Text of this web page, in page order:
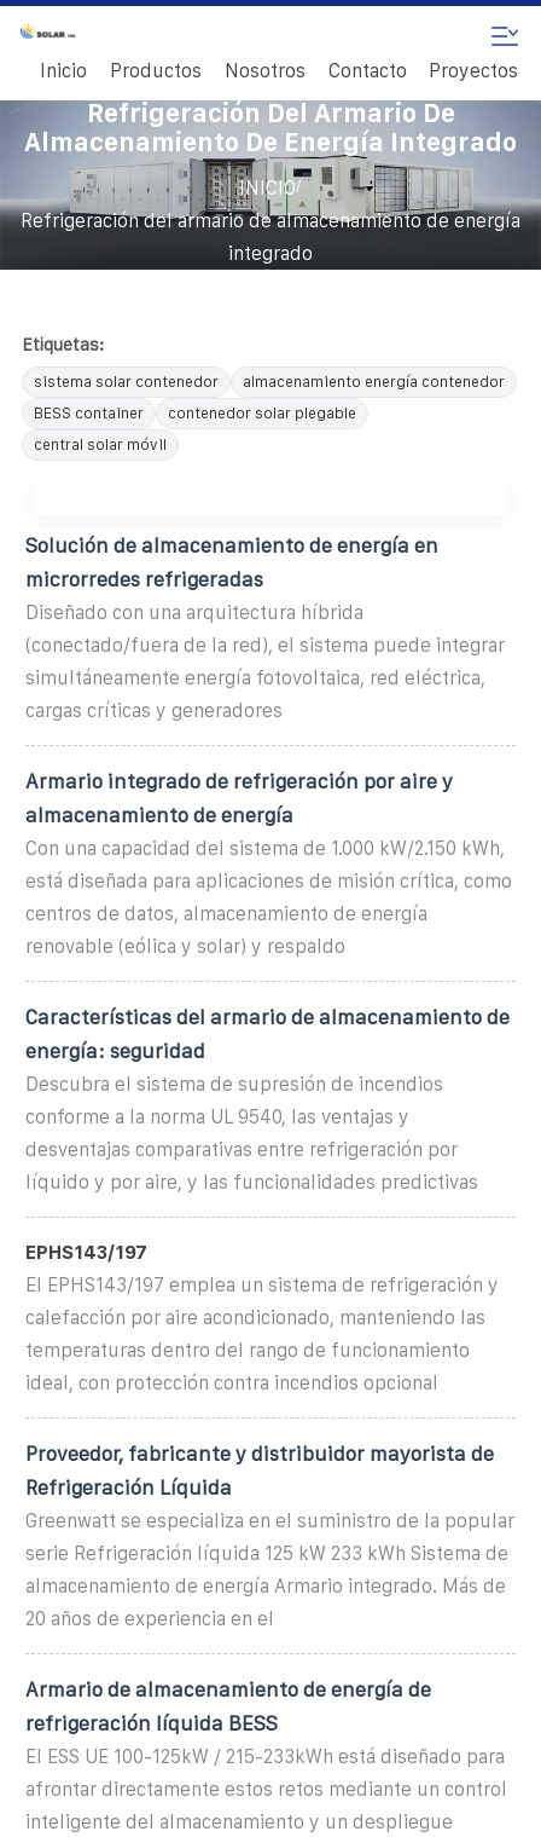
Inicio Productos Nosotros Contacto Proyectos
Refrigeración Del Armario De
Almacenamiento De Energía Integrado
INICIO/
Refrigeración del armario de almacenamiento de energía
integrado
Etiquetas:
sistema solar contenedor
almacenamiento energía contenedor
BESS container
contenedor solar plegable
central solar móvil
Solución de almacenamiento de energía en
microrredes refrigeradas
Diseñado con una arquitectura híbrida
(conectado/fuera de la red), el sistema puede integrar
simultáneamente energía fotovoltaica, red eléctrica,
cargas críticas y generadores
Armario integrado de refrigeración por aire y
almacenamiento de energía
Con una capacidad del sistema de 1.000 kW/2.150 kWh,
está diseñada para aplicaciones de misión crítica, como
centros de datos, almacenamiento de energía
renovable (eólica y solar) y respaldo
Características del armario de almacenamiento de
energía: seguridad
Descubra el sistema de supresión de incendios
conforme a la norma UL 9540, las ventajas y
desventajas comparativas entre refrigeración por
líquido y por aire, y las funcionalidades predictivas
EPHS143/197
El EPHS143/197 emplea un sistema de refrigeración y
calefacción por aire acondicionado, manteniendo las
temperaturas dentro del rango de funcionamiento
ideal, con protección contra incendios opcional
Proveedor, fabricante y distribuidor mayorista de
Refrigeración Líquida
Greenwatt se especializa en el suministro de la popular
serie Refrigeración líquida 125 kW 233 kWh Sistema de
almacenamiento de energía Armario integrado. Más de
20 años de experiencia en el
Armario de almacenamiento de energía de
refrigeración líquida BESS
El ESS UE 100-125kW / 215-233kWh está diseñado para
afrontar directamente estos retos mediante un control
inteligente del almacenamiento y un despliegue